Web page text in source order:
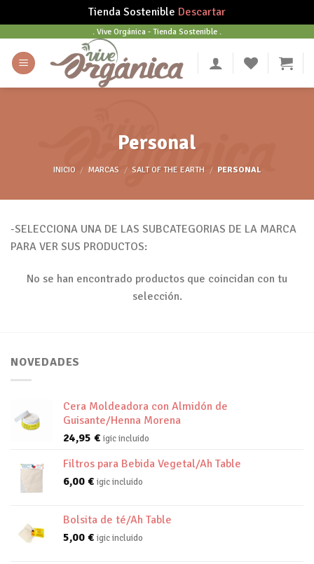
Tienda Sostenible Descartar
content
. Vive Orgánica - Tienda Sostenible .
Personal
INICIO / MARCAS / SALT OF THE EARTH / PERSONAL
-SELECCIONA UNA DE LAS SUBCATEGORIAS DE LA MARCA
PARA VER SUS PRODUCTOS:
No se han encontrado productos que coincidan con tu
selección.
NOVEDADES
Cera Moldeadora con Almidón de
Guisante/Henna Morena
24,95 € igic incluido
Filtros para Bebida Vegetal/Ah Table
6,00 € igic incluido
Bolsita de té/Ah Table
5,00 € igic incluido